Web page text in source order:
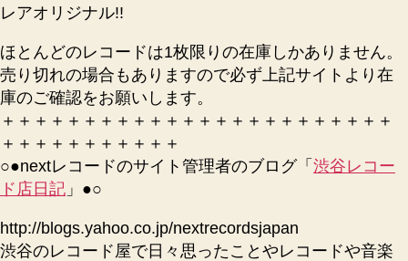
レアオリジナル!!
ほとんどのレコードは1枚限りの在庫しかありません。
売り切れの場合もありますので必ず上記サイトより在
庫のご確認をお願いします。
＋＋＋＋＋＋＋＋＋＋＋＋＋＋＋＋＋＋＋＋＋＋＋＋
＋＋＋＋＋＋＋＋＋＋＋
○●nextレコードのサイト管理者のブログ「 渋谷レコー
ド店日記 」●○
http://blogs.yahoo.co.jp/nextrecordsjapan
渋谷のレコード屋で日々思ったことやレコードや音楽